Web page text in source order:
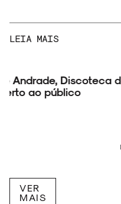
LEIA MAIS
FESTIVAIS
Rock in Rio 2026
históricas e acenos
VER
MAIS